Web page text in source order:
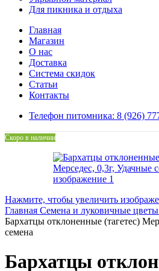
Для пикника и отдыха
Главная
Магазин
О нас
Доставка
Система скидок
Статьи
Контакты
Телефон питомника: 8 (926)
Скоро в наличии
Нажмите, чтобы увеличить
Главная Семена и луковичные цветы
Бархатцы отклоненные (тагетес)
семена
Бархатцы